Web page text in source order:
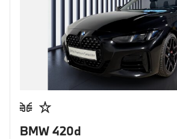
BMW 420d